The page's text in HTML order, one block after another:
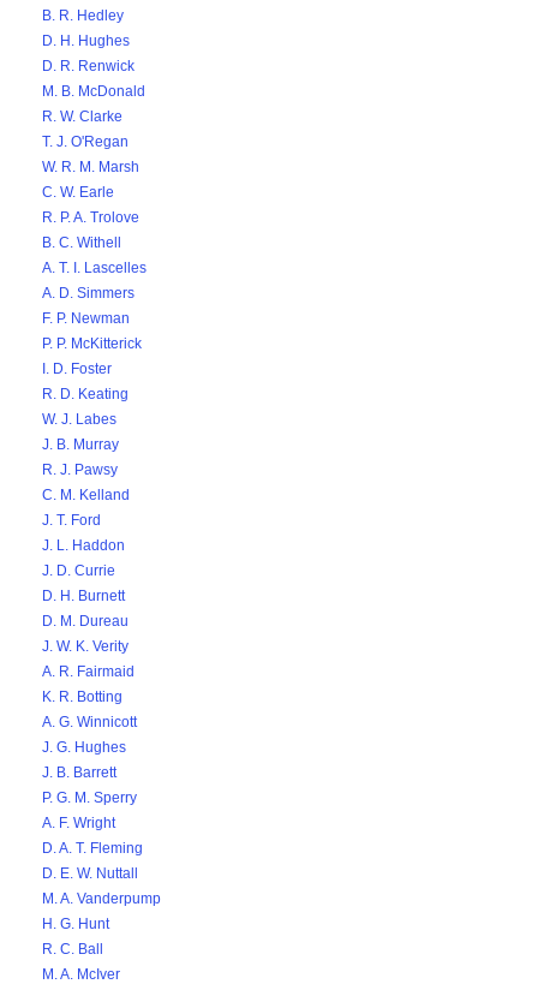
B. R. Hedley
D. H. Hughes
D. R. Renwick
M. B. McDonald
R. W. Clarke
T. J. O'Regan
W. R. M. Marsh
C. W. Earle
R. P. A. Trolove
B. C. Withell
A. T. I. Lascelles
A. D. Simmers
F. P. Newman
P. P. McKitterick
I. D. Foster
R. D. Keating
W. J. Labes
J. B. Murray
R. J. Pawsy
C. M. Kelland
J. T. Ford
J. L. Haddon
J. D. Currie
D. H. Burnett
D. M. Dureau
J. W. K. Verity
A. R. Fairmaid
K. R. Botting
A. G. Winnicott
J. G. Hughes
J. B. Barrett
P. G. M. Sperry
A. F. Wright
D. A. T. Fleming
D. E. W. Nuttall
M. A. Vanderpump
H. G. Hunt
R. C. Ball
M. A. McIver